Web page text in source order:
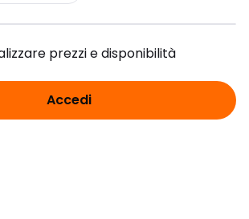
prezzi e disponibilità
Accedi